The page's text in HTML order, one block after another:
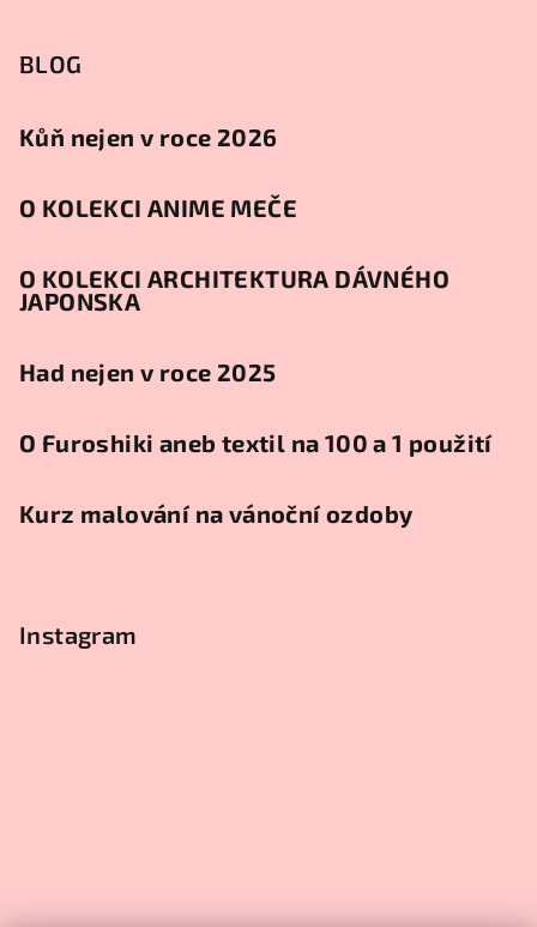
BLOG
Kůň nejen v roce 2026
O KOLEKCI ANIME MEČE
O KOLEKCI ARCHITEKTURA DÁVNÉHO
JAPONSKA
Had nejen v roce 2025
O Furoshiki aneb textil na 100 a 1 použití
Kurz malování na vánoční ozdoby
Instagram